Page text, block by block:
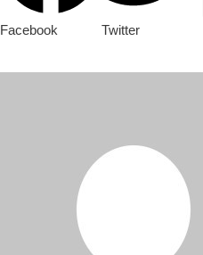
Facebook
Twitter